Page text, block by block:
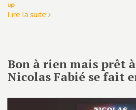
up
Lire la suite
Bon à rien mais prêt
Nicolas Fabié se fait